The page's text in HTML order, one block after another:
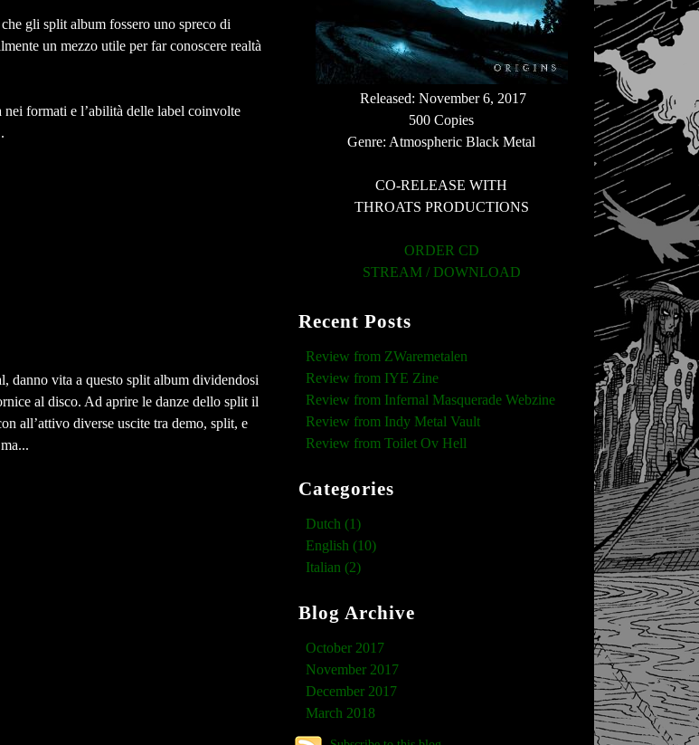
gli split album fossero uno spreco di
un mezzo utile per far conoscere realtà
nei formati e l’abilità delle label coinvolte
danno vita a questo split album dividendosi
al disco. Ad aprire le danze dello split il
all’attivo diverse uscite tra demo, split, e
Released: November 6, 2017
500 Copies
Genre: Atmospheric Black Metal
CO-RELEASE WITH
THROATS PRODUCTIONS
ORDER CD
STREAM / DOWNLOAD
Recent Posts
Review from ZWaremetalen
Review from IYE Zine
Review from Infernal Masquerade Webzine
Review from Indy Metal Vault
Review from Toilet Ov Hell
Categories
Dutch (1)
English (10)
Italian (2)
Blog Archive
October 2017
November 2017
December 2017
March 2018